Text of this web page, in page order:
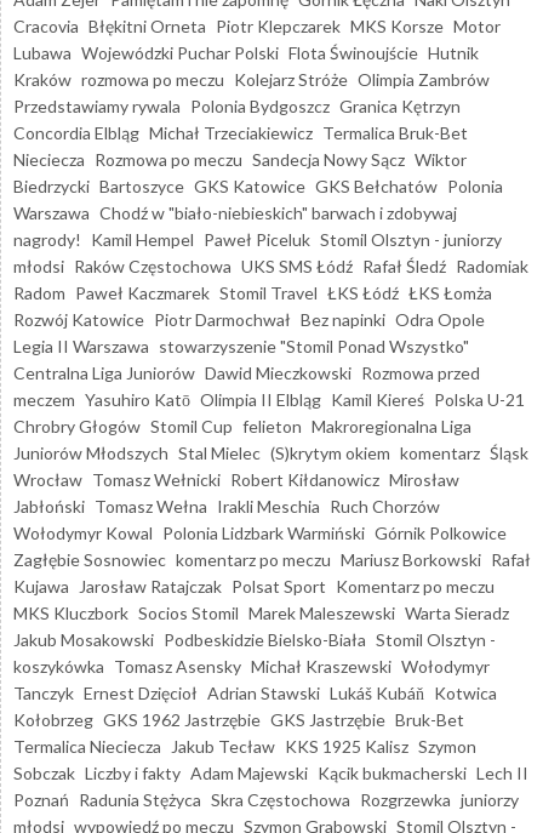
Cracovia Błękitni Orneta Piotr Klepczarek MKS Korsze Motor
Lubawa Wojewódzki Puchar Polski Flota Świnoujście Hutnik
Kraków rozmowa po meczu Kolejarz Stróże Olimpia Zambrów
Przedstawiamy rywala Polonia Bydgoszcz Granica Kętrzyn
Concordia Elbląg Michał Trzeciakiewicz Termalica Bruk-Bet
Nieciecza Rozmowa po meczu Sandecja Nowy Sącz Wiktor
Biedrzycki Bartoszyce GKS Katowice GKS Bełchatów Polonia
Warszawa Chodź w "biało-niebieskich" barwach i zdobywaj
nagrody!
Kamil Hempel Paweł Piceluk Stomil Olsztyn - juniorzy
młodsi Raków Częstochowa UKS SMS Łódź Rafał Śledź Radomiak
Radom Paweł Kaczmarek Stomil Travel ŁKS Łódź ŁKS Łomża
Rozwój Katowice Piotr Darmochwał Bez napinki Odra Opole
Legia II Warszawa stowarzyszenie "Stomil Ponad Wszystko"
Centralna Liga Juniorów Dawid Mieczkowski Rozmowa przed
meczem Yasuhiro Katō Olimpia II Elbląg Kamil Kiereś Polska U-21
Chrobry Głogów Stomil Cup felieton Makroregionalna Liga
Juniorów Młodszych Stal Mielec (S)krytym okiem komentarz Śląsk
Wrocław Tomasz Wełnicki Robert Kiłdanowicz Mirosław
Jabłoński Tomasz Wełna Irakli Meschia Ruch Chorzów
Wołodymyr Kowal Polonia Lidzbark Warmiński Górnik Polkowice
Zagłębie Sosnowiec komentarz po meczu Mariusz Borkowski Rafał
Kujawa
Jarosław Ratajczak Polsat Sport Komentarz po meczu
MKS Kluczbork Socios Stomil Marek Maleszewski Warta Sieradz
Jakub Mosakowski Podbeskidzie Bielsko-Biała Stomil Olsztyn -
koszykówka Tomasz Asensky Michał Kraszewski Wołodymyr
Tanczyk Ernest Dzięcioł Adrian Stawski Lukáš Kubáň Kotwica
Kołobrzeg GKS 1962 Jastrzębie GKS Jastrzębie Bruk-Bet
Termalica Nieciecza
Jakub Tecław KKS 1925 Kalisz Szymon
Sobczak Liczby i fakty Adam Majewski Kącik bukmacherski Lech II
Poznań Radunia Stężyca Skra Częstochowa Rozgrzewka juniorzy
młodsi wypowiedź po meczu Szymon Grabowski Stomil Olsztyn -